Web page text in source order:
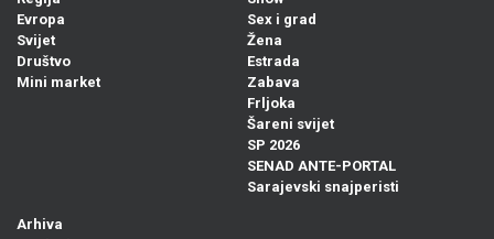
Evropa
Svijet
Društvo
Mini market
Sex i grad
Žena
Estrada
Zabava
Frljoka
Šareni svijet
SP 2026
SENAD ANTE-PORTAL
Sarajevski snajperisti
Arhiva